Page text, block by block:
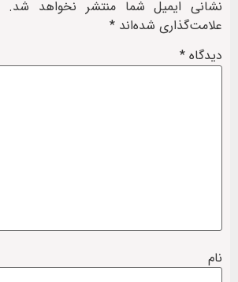
نشانی ایمیل شما منتشر نخواهد شد.
علامت‌گذاری شده‌اند *
دیدگاه *
نام